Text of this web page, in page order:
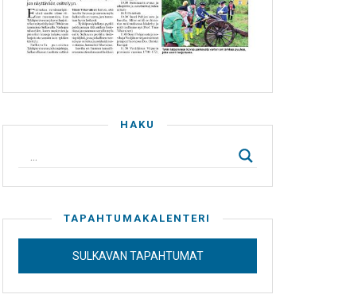
HAKU
TAPAHTUMAKALENTERI
SULKAVAN TAPAHTUMAT